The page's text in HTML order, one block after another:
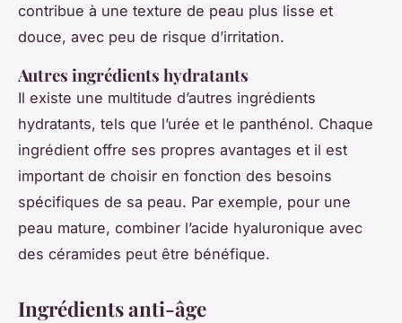
contribue à une texture de peau plus lisse et
douce, avec peu de risque d’irritation.
Autres ingrédients hydratants
Il existe une multitude d’autres ingrédients
hydratants, tels que l’urée et le panthénol. Chaque
ingrédient offre ses propres avantages et il est
important de choisir en fonction des besoins
spécifiques de sa peau. Par exemple, pour une
peau mature, combiner l’acide hyaluronique avec
des céramides peut être bénéfique.
Ingrédients anti-âge